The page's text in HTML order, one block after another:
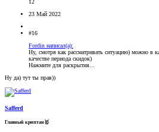
12
23 Май 2022
#16
Fordin написал(а):
Ну, смотря как рассматривать ситуацию) можно в
качестве периода скидок)
Нажмите для раскрытия...
Ну да) тут ты прав))
Safferd
Главный криптан🥇